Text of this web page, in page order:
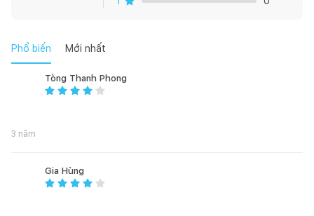
Phổ biến Mới nhất
Tòng Thanh Phong
3 năm
Gia Hùng